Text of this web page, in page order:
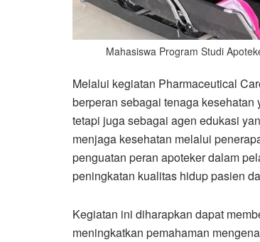
Mahasiswa Program Studi
Melalui kegiatan Pharmaceutical
berperan sebagai tenaga
tetapi juga sebagai agen edukasi
menjaga kesehatan melalui
penguatan peran apoteker dalam
peningkatan kualitas hidup pasien
Kegiatan ini diharapkan dapat
meningkatkan pemahaman